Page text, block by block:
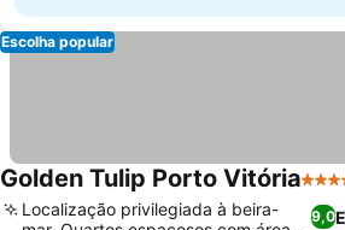
Escolha popular
Golden Tulip Porto Vitória4
9,0
Localização privilegiada à beira-